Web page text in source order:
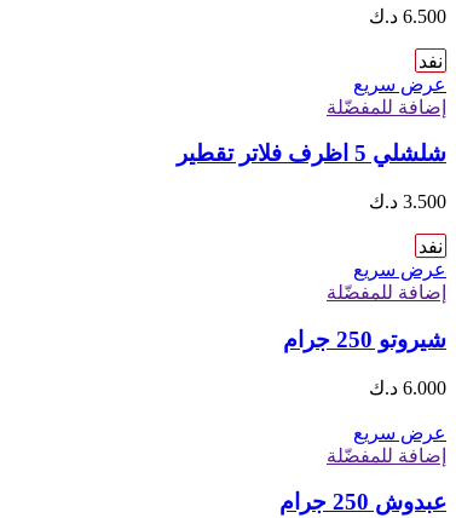
6.500 د.ك
نفد
عرض سريع
إضافة للمفضّلة
شلشلي 5 اظرف فلاتر تقطير
3.500 د.ك
نفد
عرض سريع
إضافة للمفضّلة
شيروتو 250 جرام
6.000 د.ك
عرض سريع
إضافة للمفضّلة
عبدوش 250 جرام